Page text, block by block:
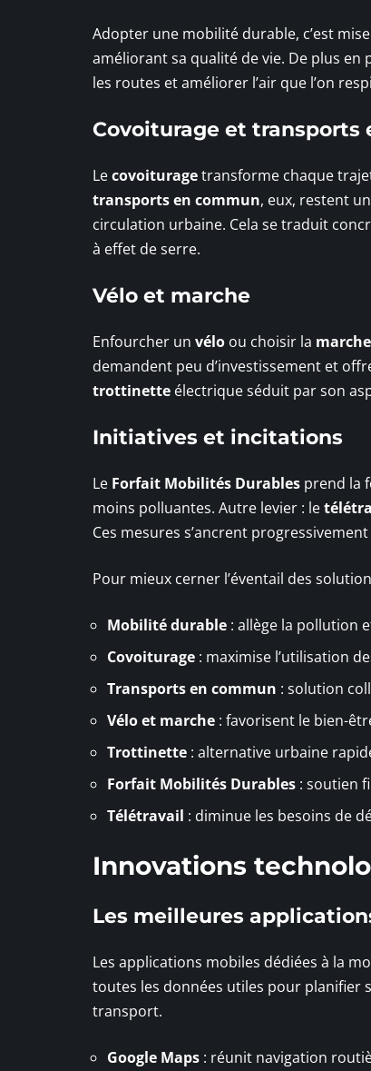
Adopter une mobilité durable, c’est
améliorant sa qualité de vie. De plus
les routes et améliorer l’air que l’on
Covoiturage et transports
Lecovoituragetransforme chaque
transports en commun, eux, restent
circulation urbaine. Cela se traduit
à effet de serre.
Vélo et marche
Enfourcher un vélo ou choisir la marche
demandent peu d’investissement et
trottinette électrique séduit par son
Initiatives et incitations
Le Forfait Mobilités Durables prend la
moins polluantes. Autre levier : le
Ces mesures s’ancrent
Pour mieux cerner l’éventail des
Mobilité durable : allège la pollution
Covoiturage : maximise l’utilisation
Transports en commun : solution
Vélo et marche : favorisent le bien-
Trottinette : alternative urbaine
Forfait Mobilités Durables : soutien
Télétravail : diminue les besoins de
Innovations
Les meilleures
Les applications mobiles dédiées à la
toutes les données utiles pour planifier
transport.
Google Maps : réunit navigation